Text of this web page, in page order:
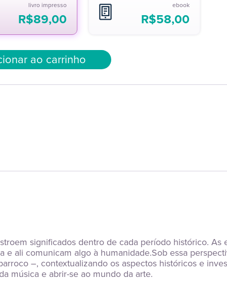
livro impresso
R$89,00
ebook
R$58,00
ao carrinho
significados dentro de cada período histórico. As
ali comunicam algo à humanidade.Sob essa
–, contextualizando os aspectos históricos e
música e abrir-se ao mundo da arte.